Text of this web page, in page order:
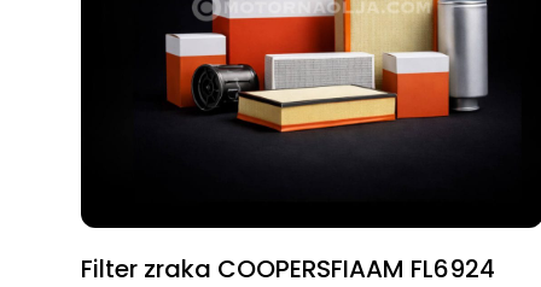
Filter zraka COOPERSFIAAM FL6924